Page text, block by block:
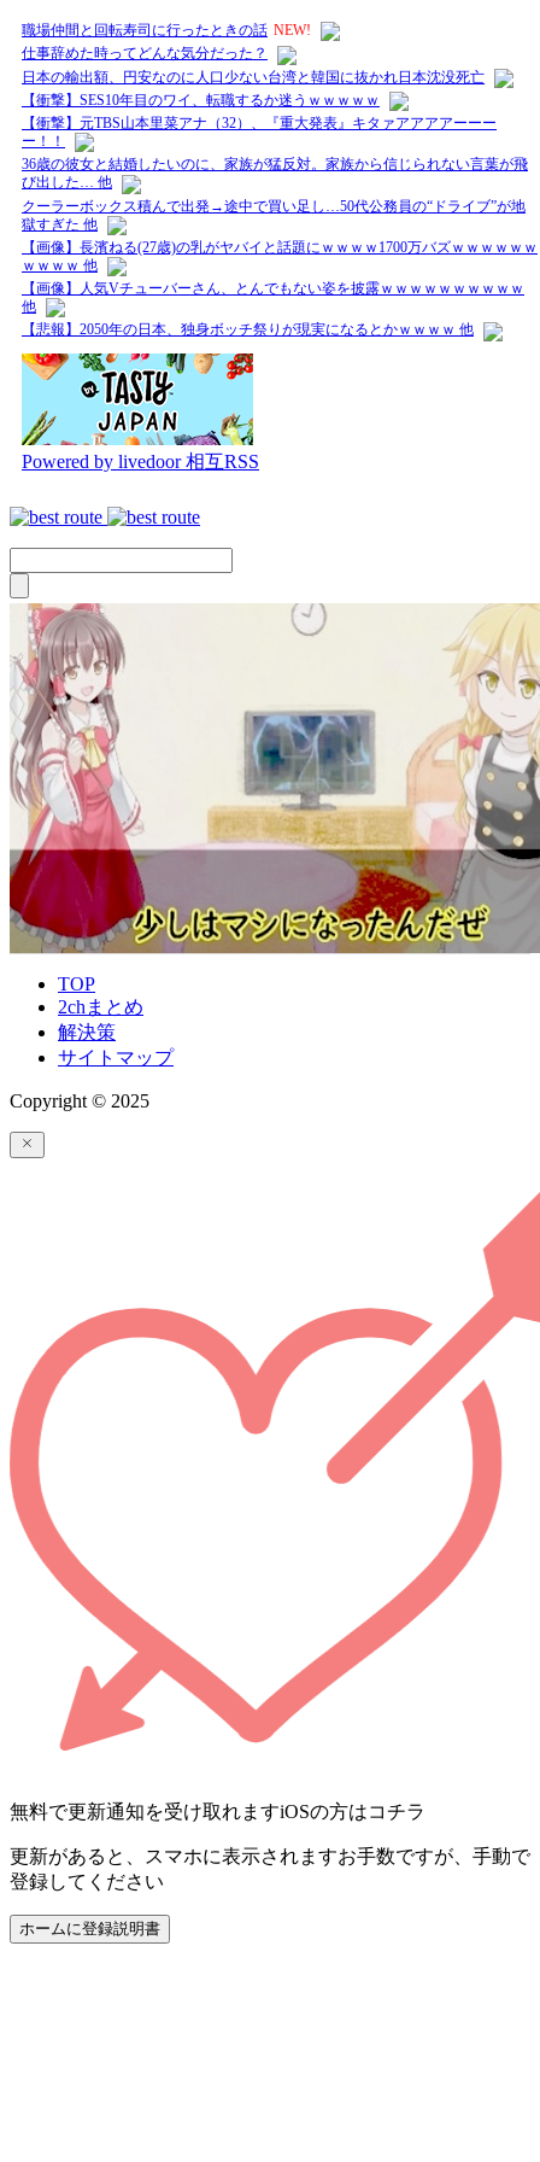
職場仲間と回転寿司に行ったときの話 NEW!
仕事辞めた時ってどんな気分だった？
日本の輸出額、円安なのに人口少ない台湾と韓国に抜かれ日本沈没死亡
【衝撃】SES10年目のワイ、転職するか迷うｗｗｗｗｗ
【衝撃】元TBS山本里菜アナ（32）、『重大発表』キタァアアアアーーー
ー！！
36歳の彼女と結婚したいのに、家族が猛反対。家族から信じられない言葉が飛
び出した… 他
クーラーボックス積んで出発→途中で買い足し…50代公務員の“ドライブ”が地
獄すぎた 他
【画像】長濱ねる(27歳)の乳がヤバイと話題にｗｗｗｗ1700万バズｗｗｗｗｗｗ
ｗｗｗｗ 他
【画像】人気Vチューバーさん、とんでもない姿を披露ｗｗｗｗｗｗｗｗｗｗ
他
【悲報】2050年の日本、独身ボッチ祭りが現実になるとかｗｗｗｗ 他
Powered by livedoor 相互RSS
TOP
2chまとめ
解決策
サイトマップ
Copyright © 2025
無料で更新通知を受け取れますiOSの方はコチラ
更新があると、スマホに表示されますお手数ですが、手動で
登録してください
ホームに登録説明書